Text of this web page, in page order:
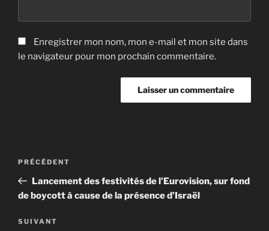
Enregistrer mon nom, mon e-mail et mon site dans
le navigateur pour mon prochain commentaire.
Navigation
l’article
Article
précédent
PRÉCÉDENT
Lancement des festivités de l’Eurovision, sur fond
de boycott à cause de la présence d’Israël
Article
SUIVANT